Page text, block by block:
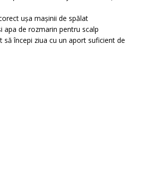
ușa mașinii de spălat
apa de rozmarin pentru scalp
să începi ziua cu un aport suficient de